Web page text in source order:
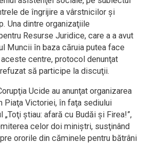
de îngrijire a vârstnicilor şi
Una dintre organizaţiile
Resurse Juridice, care a a avut
Muncii în baza căruia putea face
centre, protocol denunţat
să participe la discuţii.
Ucide au anunţat organizarea
Piaţa Victoriei, în faţa sediului
„Toţi ştiau: afară cu Budăi şi Firea!”,
celor doi miniştri, susţinând
ororile din căminele pentru bătrâni